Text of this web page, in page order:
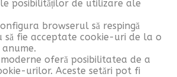
posibilităților de utilizare ale
browserul să respingă
să fie acceptate cookie-uri de la o
oferă posibilitatea de a
urilor. Aceste setări pot fi